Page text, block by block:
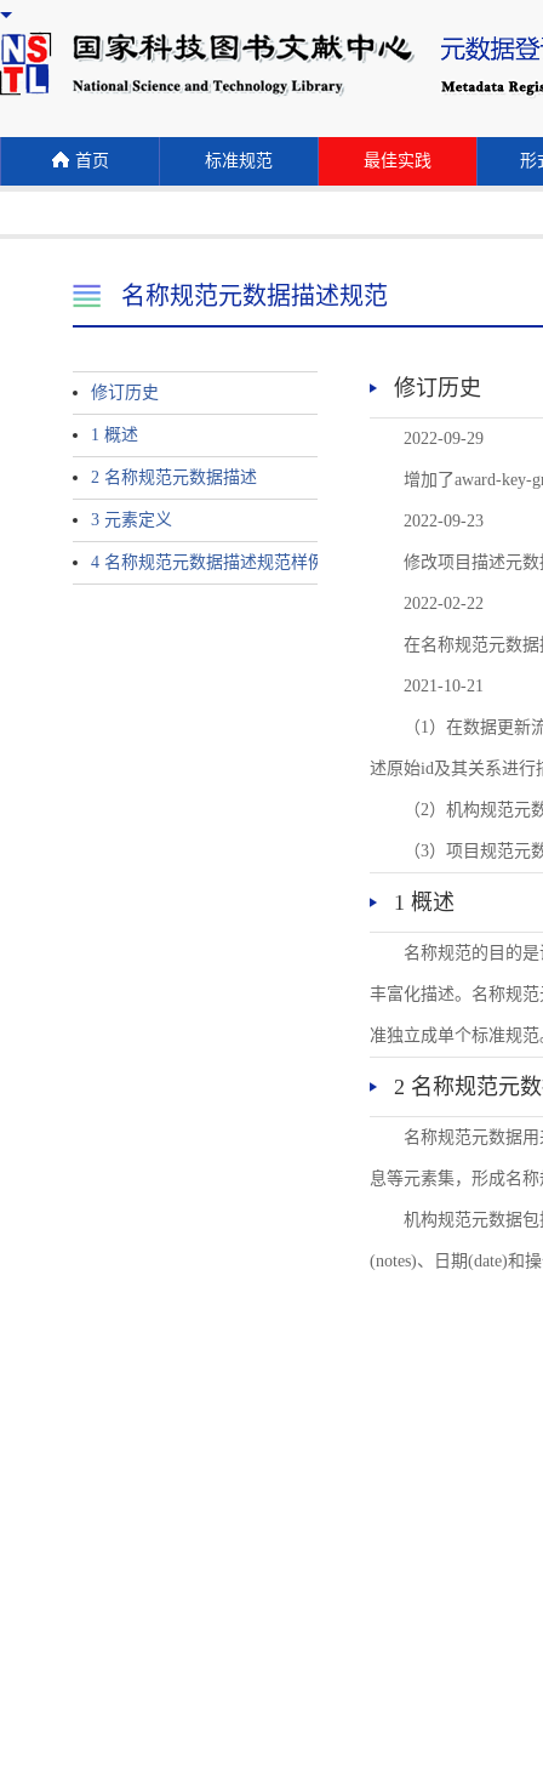
首页 标准规范 最佳实践 形
名称规范元数据描述规范
修订历史
1 概述
2 名称规范元数据描述
3 元素定义
4 名称规范元数据描述规范样例
修订历史
2022-09-29
增加了award-key-
2022-09-23
修改项目描述元
2022-02-22
在名称规范元数
2021-10-21
（1）在数据更
述原始id及其关系进行
（2）机构规范元
（3）项目规范
1 概述
名称规范的目的
丰富化描述。名称规
准独立成单个标准规范
2 名称规范元
名称规范元数据
息等元素集，形成名
机构规范元数据
(notes)、日期(date)和